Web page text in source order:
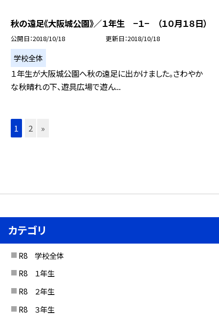
秋の遠足《大阪城公園》／１年生 −１− （１０月１８日）
公開日 2018/10/18 更新日 2018/10/18
学校全体
１年生が大阪城公園へ秋の遠足に出かけました。さわやか
な秋晴れの下、遊具広場で遊ん...
1 2 »
カテゴリ
R8 学校全体
R8 １年生
R8 ２年生
R8 ３年生